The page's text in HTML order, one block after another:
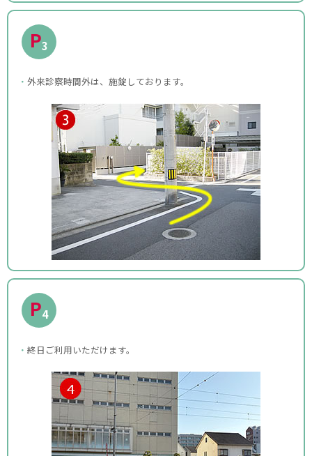
P3
外来診察時間外は、施錠しております。
P4
終日ご利用いただけます。